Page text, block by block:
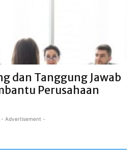
dan Tanggung Jawab
Perusahaan
- Advertisement -